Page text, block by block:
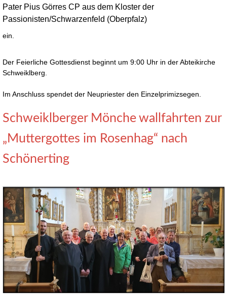
Pater Pius Görres CP aus dem Kloster der
Passionisten/Schwarzenfeld (Oberpfalz)
ein.
Der Feierliche Gottesdienst beginnt um 9:00 Uhr in der Abteikirche
Schweiklberg.
Im Anschluss spendet der Neupriester den Einzelprimizsegen.
Schweiklberger Mönche wallfahrten zur
„Muttergottes im Rosenhag“ nach
Schönerting